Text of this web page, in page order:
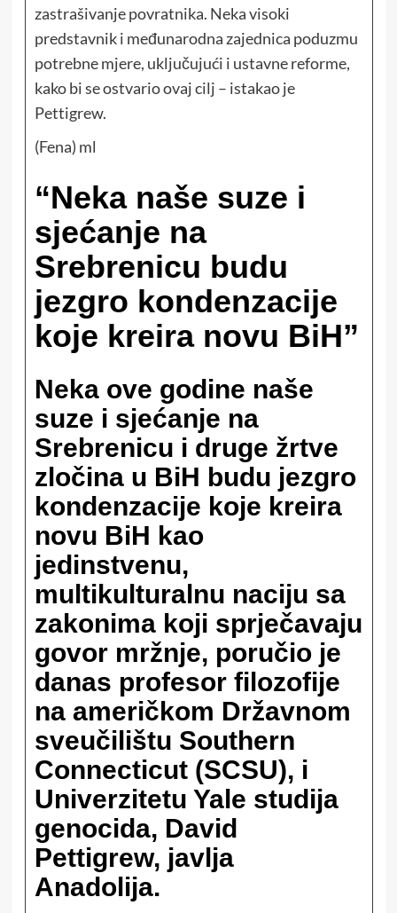
zastrašivanje povratnika. Neka visoki
predstavnik i međunarodna zajednica poduzmu
potrebne mjere, uključujući i ustavne reforme,
kako bi se ostvario ovaj cilj – istakao je
Pettigrew.
(Fena) ml
“Neka naše suze i
sjećanje na
Srebrenicu budu
jezgro kondenzacije
koje kreira novu BiH”
Neka ove godine naše
suze i sjećanje na
Srebrenicu i druge žrtve
zločina u BiH budu jezgro
kondenzacije koje kreira
novu BiH kao
jedinstvenu,
multikulturalnu naciju sa
zakonima koji sprječavaju
govor mržnje, poručio je
danas profesor filozofije
na američkom Državnom
sveučilištu Southern
Connecticut (SCSU), i
Univerzitetu Yale studija
genocida, David
Pettigrew, javlja
Anadolija.